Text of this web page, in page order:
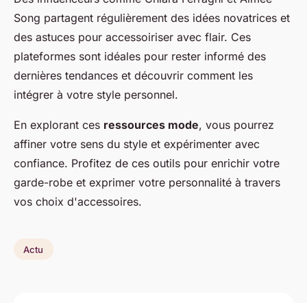
Song partagent régulièrement des idées novatrices et
des astuces pour accessoiriser avec flair. Ces
plateformes sont idéales pour rester informé des
dernières tendances et découvrir comment les
intégrer à votre style personnel.
En explorant ces ressources mode, vous pourrez
affiner votre sens du style et expérimenter avec
confiance. Profitez de ces outils pour enrichir votre
garde-robe et exprimer votre personnalité à travers
vos choix d'accessoires.
Actu